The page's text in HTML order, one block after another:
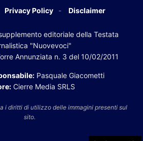
Privacy Policy Disclaimer
editoriale della Testata
"Nuovevoci"
Annunziata n. 3 del 10/02/2011
Pasquale Giacometti
Cierre Media SRLS
i diritti di utilizzo delle immagini presenti sul
sito.